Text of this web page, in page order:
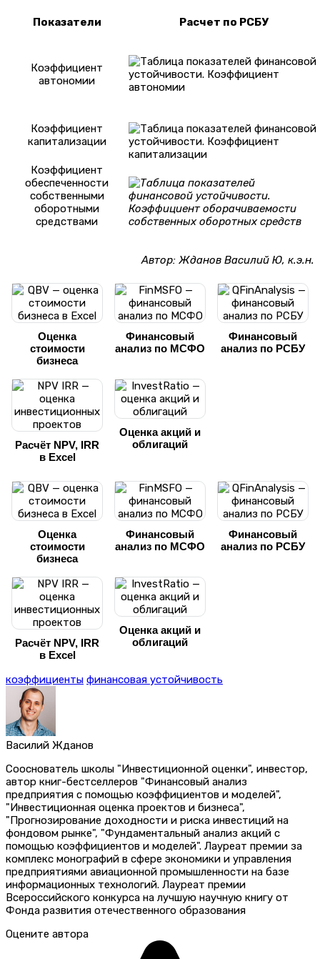
Показатели Расчет по РСБУ
Коэффициент
автономии
Коэффициент
капитализации
Коэффициент
обеспеченности
собственными
оборотными
средствами
Автор: Жданов Василий Ю, к.э.н.
Оценка
стоимости
бизнеса
Финансовый
анализ по МСФО
Финансовый
анализ по РСБУ
Расчёт NPV, IRR
в Excel
Оценка акций и
облигаций
Оценка
стоимости
бизнеса
Финансовый
анализ по МСФО
Финансовый
анализ по РСБУ
Расчёт NPV, IRR
в Excel
Оценка акций и
облигаций
коэффициенты финансовая устойчивость
Василий Жданов
Сооснователь школы "Инвестиционной оценки", инвестор,
автор книг-бестселлеров "Финансовый анализ
предприятия с помощью коэффициентов и моделей",
"Инвестиционная оценка проектов и бизнеса",
"Прогнозирование доходности и риска инвестиций на
фондовом рынке", "Фундаментальный анализ акций с
помощью коэффициентов и моделей". Лауреат премии за
комплекс монографий в сфере экономики и управления
предприятиями авиационной промышленности на базе
информационных технологий. Лауреат премии
Всероссийского конкурса на лучшую научную книгу от
Фонда развития отечественного образования
Оцените автора